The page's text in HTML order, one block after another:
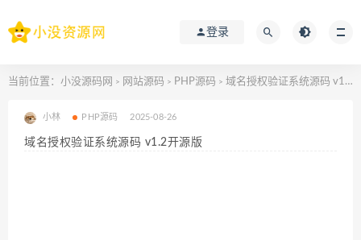
登录
当前位置： 小没源码网 > 网站源码 > PHP源码 > 域名授权验证系统源码 v1.2开源版
小林 PHP源码 2025-08-26
域名授权验证系统源码 v1.2开源版